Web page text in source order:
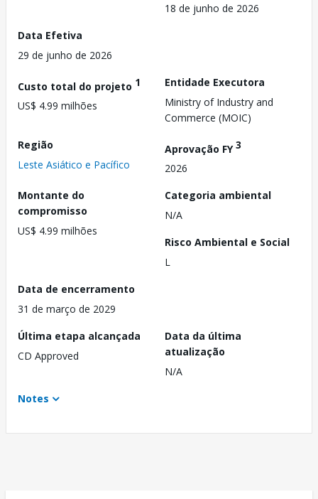
18 de junho de 2026
Data Efetiva
29 de junho de 2026
Custo total do projeto 1
US$ 4.99 milhões
Entidade Executora
Ministry of Industry and
Commerce (MOIC)
Região
Leste Asiático e Pacífico
Aprovação FY3
2026
Montante do
compromisso
US$ 4.99 milhões
Categoria ambiental
N/A
Risco Ambiental e Social
L
Data de encerramento
31 de março de 2029
Última etapa alcançada
CD Approved
Data da última
atualização
N/A
Notes